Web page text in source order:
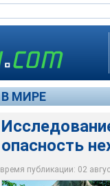
В МИРЕ
опасность
время публикации: 02
Американские
исследование,
существовавшей
острове св. Павла